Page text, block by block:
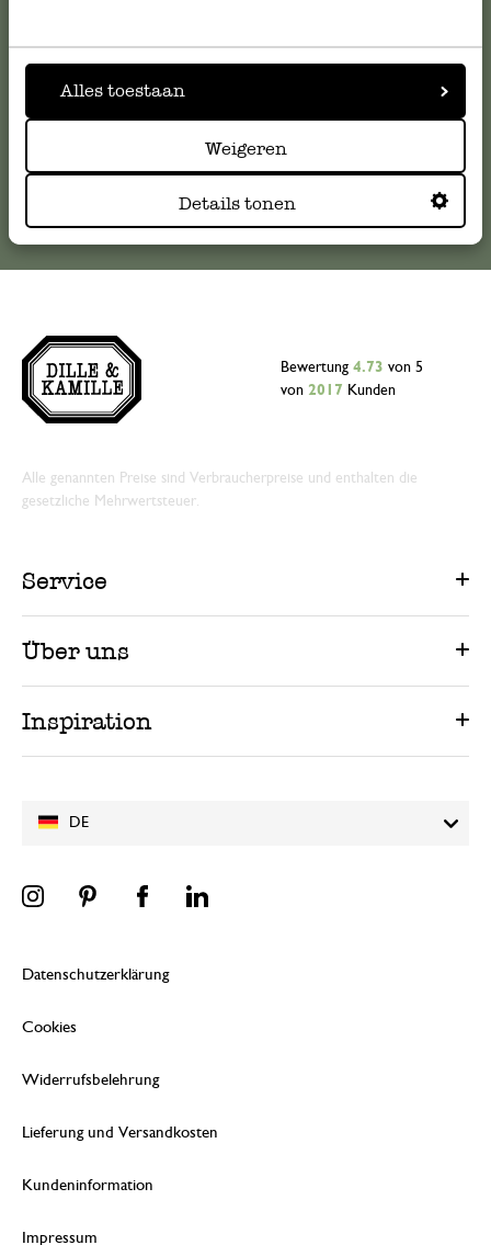
Alles toestaan
Weigeren
Details tonen
kundenservice@dille-kamille.de
DE
Bewertung 4.73 von 5
von 2017 Kunden
Alle genannten Preise sind Verbraucherpreise und enthalten die
gesetzliche Mehrwertsteuer.
Service
Über uns
Inspiration
Datenschutzerklärung
Cookies
Widerrufsbelehrung
Lieferung und Versandkosten
Kundeninformation
Impressum